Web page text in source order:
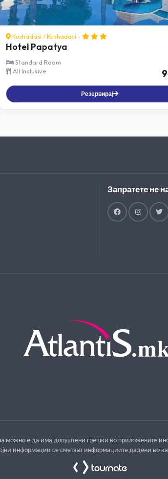
Kushadasi /Kushadasi -
Hotel Papatya
Standard Room
All Inclusive
Резервирај
Запратете не
можно е да има допуштени грешки во приложените
информации се сметаат информациите дадени во